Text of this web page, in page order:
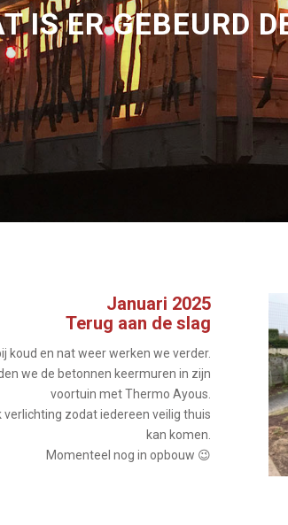
IS ER GEBEURD
Januari 2025
Terug aan de slag
koud en nat weer werken we verder.
we de betonnen keermuren in zijn
voortuin met Thermo Ayous.
zodat iedereen veilig thuis
kan komen.
Momenteel nog in opbouw 😉